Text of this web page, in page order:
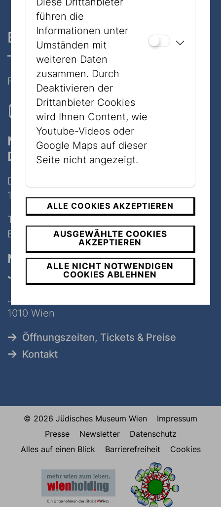
Ein Museum, zwei Standorte
– nur 7 Minuten zu Fuß
Folgen Sie uns auf Social Media
Museum
Dorotheergasse
Dorotheergasse 11
1010 Wien
Tel:+43 1 535 04 31
E-Mail:
info@jmw.at
Museum
Judenplatz
Judenplatz 8
1010 Wien
Öffnungszeiten, Tickets & Preise
Kontakt
© 2026 Jüdisches Museum Wien
Impressum
Presse
Newsletter
Datenschutz
Alles auf einen Blick
Barrierefreiheit Cookies
führen die
Informationen unter
Umständen mit
weiteren Daten
zusammen. Durch
Deaktivieren der
Drittanbieter Cookies
wird Ihnen Content, wie
Youtube-Videos oder
Google Maps auf dieser
Seite nicht angezeigt.
ALLE COOKIES AKZEPTIEREN
AUSGEWÄHLTE COOKIES
AKZEPTIEREN
ALLE NICHT NOTWENDIGEN
COOKIES ABLEHNEN